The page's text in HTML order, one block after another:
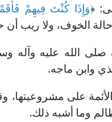
﴿وَإِذَا كُنْتَ فِيهِمْ
الخوف، ولا ريب أن
صلى الله عليه وآله
وابن ماجه.
الأئمة على
وما أشبه ذلك.